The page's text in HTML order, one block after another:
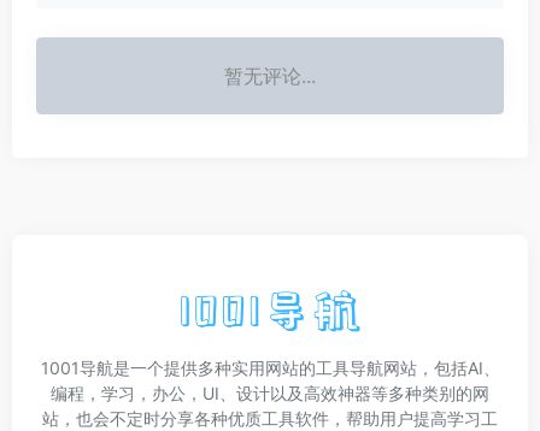
暂无评论...
1001导航是一个提供多种实用网站的工具导航网站，包括AI、
编程，学习，办公，UI、设计以及高效神器等多种类别的网
站，也会不定时分享各种优质工具软件，帮助用户提高学习工